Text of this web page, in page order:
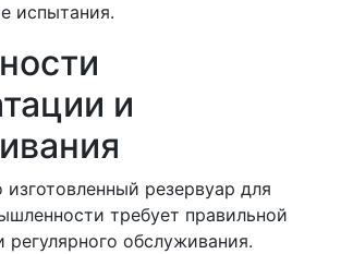
испытания.
и
резервуар для
требует правильной
регулярного обслуживания.